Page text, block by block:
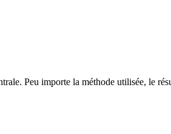
Peu importe la méthode utilisée, le